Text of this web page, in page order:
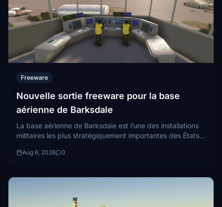
Freeware
Nouvelle sortie freeware pour la base
aérienne de Barksdale
La base aérienne de Barksdale est l’une des installations
militaires les plus stratégiquement importantes des États-
Aug 6, 2026 0